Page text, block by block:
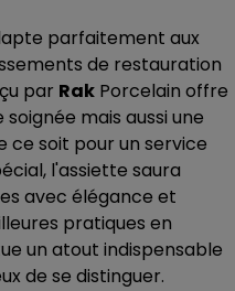
parfaitement aux
de restauration
par Rak Porcelain offre
mais aussi une
ce soit pour un service
l'assiette saura
avec élégance et
pratiques en
un atout indispensable
de se distinguer.